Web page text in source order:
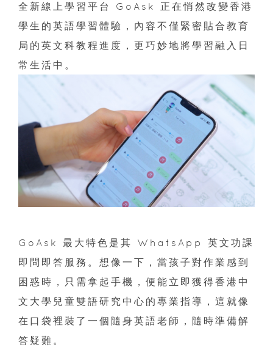
全新線上學習平台 GoAsk 正在悄然改變香港
學生的英語學習體驗，內容不僅緊密貼合教育
局的英文科教程進度，更巧妙地將學習融入日
常生活中。
GoAsk 最大特色是其 WhatsApp 英文功課
即問即答服務。想像一下，當孩子對作業感到
困惑時，只需拿起手機，便能立即獲得香港中
文大學兒童雙語研究中心的專業指導，這就像
在口袋裡裝了一個隨身英語老師，隨時準備解
答疑難。